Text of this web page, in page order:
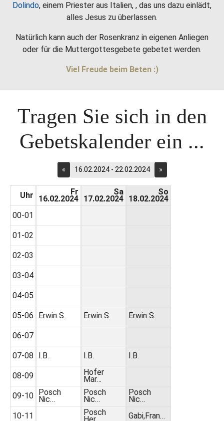
Dolindo, einem Priester aus Italien, , das uns dazu einlädt,
alles Jesus zu überlassen.
Natürlich kann auch der Rosenkranz in eigenen Anliegen
oder für die Muttergottesgebete gebetet werden.
Viel Freude beim Beten :)
Tragen Sie sich in den
Gebetskalender ein ...
« 16.02.2024 - 22.02.2024 »
Uhr
00-01
01-02
02-03
03-04
04-05
05-06
06-07
07-08
08-09
09-10
10-11
Fr
16.02.2024
Erwin S.
I.B.
Posch
Nic…
Sa
17.02.2024
Erwin S.
I.B.
Hofer
Mar…
Posch
Nic…
Posch
So
18.02.2024
Erwin S.
I.B.
Posch
Nic…
Gabi,Fran…